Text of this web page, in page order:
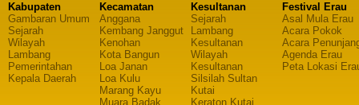
Kabupaten
Gambaran Umum
Sejarah
Wilayah
Lambang
Pemerintahan
Kepala Daerah
Kecamatan
Anggana
Kembang Janggut
Kenohan
Kota Bangun
Loa Janan
Loa Kulu
Marang Kayu
Muara Badak
Kesultanan
Sejarah
Lambang
Kesultanan
Wilayah
Kesultanan
Silsilah Sultan
Kutai
Keraton Kutai
Festival Erau
Asal Mula Erau
Acara Pokok
Acara
Agenda Erau
Peta Lokasi